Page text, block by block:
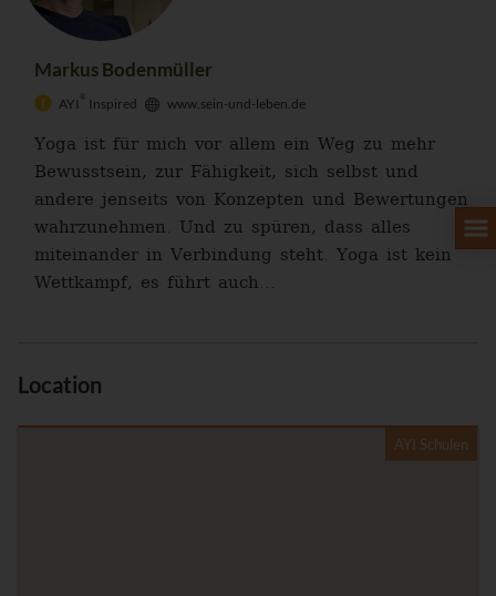
Markus Bodenmüller
AYI ® Inspired www.sein-und-leben.de
Yoga ist für mich vor allem ein Weg zu mehr
Bewusstsein, zur Fähigkeit, sich selbst und
andere jenseits von Konzepten und Bewertungen
wahrzunehmen. Und zu spüren, dass alles
miteinander in Verbindung steht. Yoga ist kein
Wettkampf, es führt auch...
Location
AYI Schulen